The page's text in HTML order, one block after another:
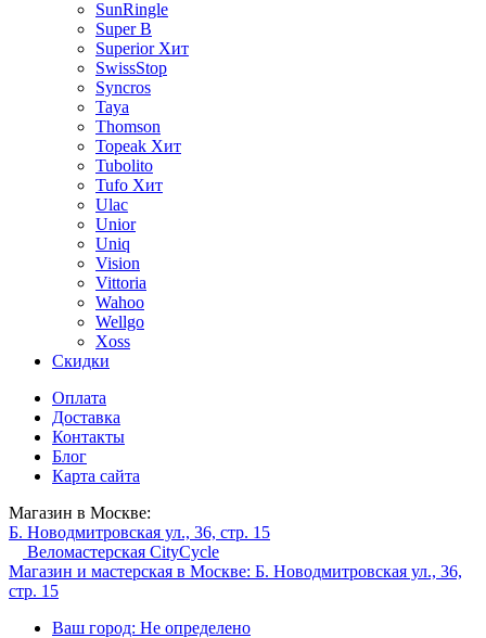
SunRingle
Super B
Superior Хит
SwissStop
Syncros
Taya
Thomson
Topeak Хит
Tubolito
Tufo Хит
Ulac
Unior
Uniq
Vision
Vittoria
Wahoo
Wellgo
Xoss
Скидки
Оплата
Доставка
Контакты
Блог
Карта сайта
Магазин в Москве:
Б. Новодмитровская ул., 36, стр. 15
Веломастерская CityCycle
Магазин и мастерская в Москве: Б. Новодмитровская ул., 36,
стр. 15
Ваш город: Не определено